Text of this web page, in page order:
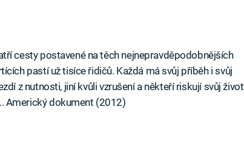
cesty postavené na těch nejnepravděpodobnějších
pastí už tisíce řidičů. Každá má svůj příběh i svůj
z nutnosti, jiní kvůli vzrušení a někteří riskují svůj život
Americký dokument (2012)